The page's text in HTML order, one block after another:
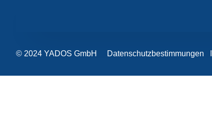
© 2024 YADOS GmbH Datenschutzbestimmungen